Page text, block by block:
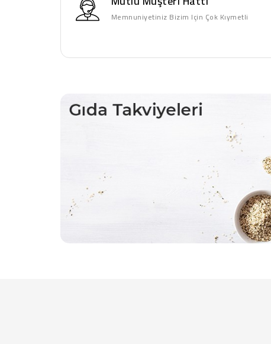
Memnuniyetiniz Bizim Için Çok Kıymetli